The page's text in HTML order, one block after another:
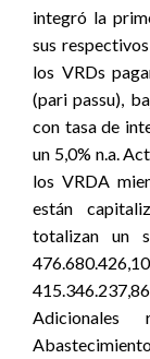
integró la
sus
los VRDs
(pari passu),
con tasa de
un 5,0% n.a.
los VRDA
están
totalizan un
Adicionales